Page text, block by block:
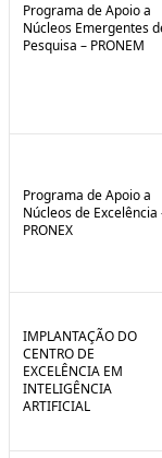
Programa de Apoio a
Núcleos Emergentes
Pesquisa – PRONEM
Programa de Apoio a
Núcleos de Excelência
PRONEX
IMPLANTAÇÃO DO
CENTRO DE
EXCELÊNCIA EM
INTELIGÊNCIA
ARTIFICIAL